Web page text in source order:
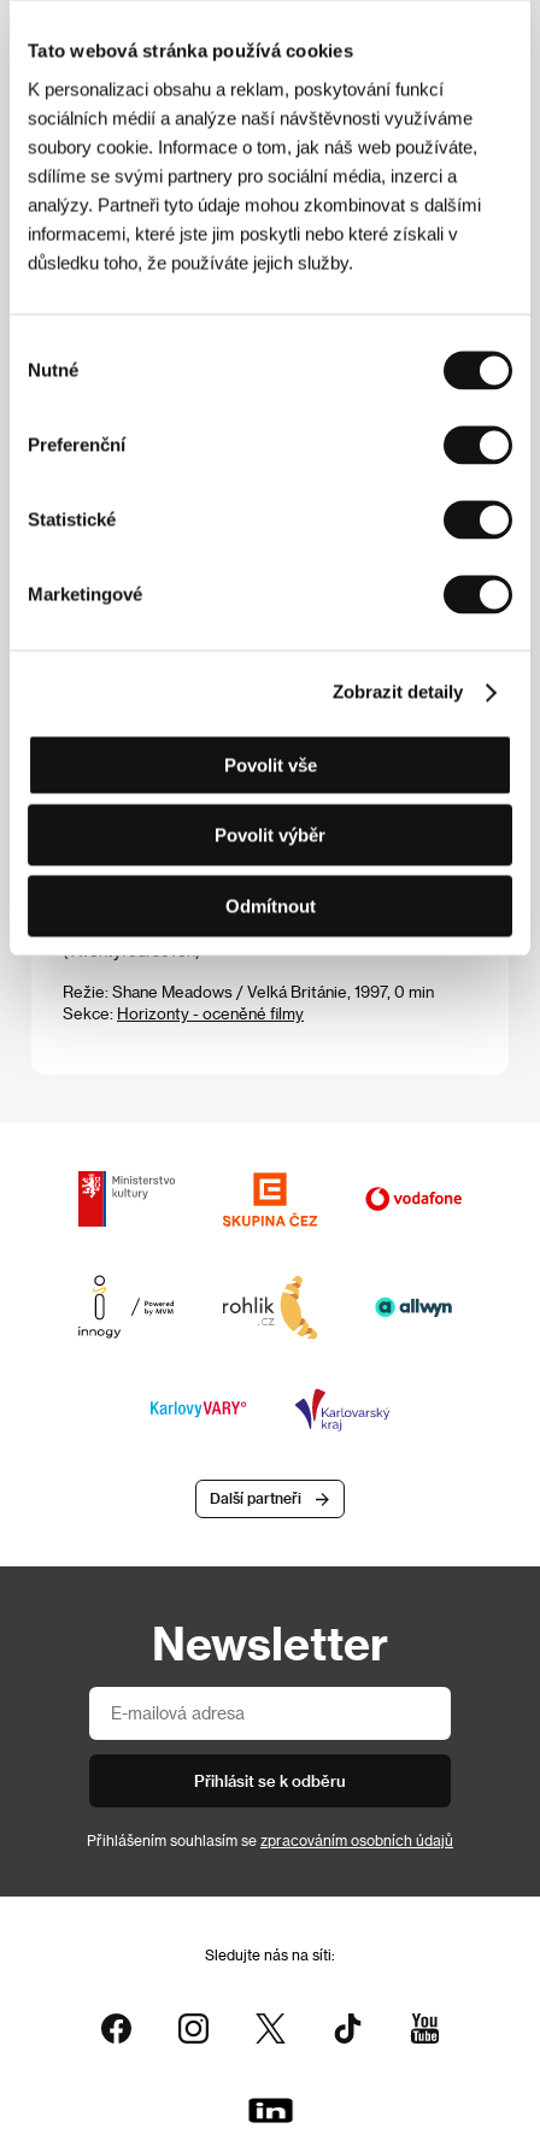
Tato webová stránka používá cookies
K personalizaci obsahu a reklam, poskytování funkcí
sociálních médií a analýze naší návštěvnosti využíváme
soubory cookie. Informace o tom, jak náš web používáte,
sdílíme se svými partnery pro sociální média, inzerci a
analýzy. Partneři tyto údaje mohou zkombinovat s dalšími
informacemi, které jste jim poskytli nebo které získali v
důsledku toho, že používáte jejich služby.
souhlasu
Nutné
Preferenční
Statistické
Marketingové
Zobrazit detaily
Povolit vše
Povolit výběr
Odmítnout
Tělo pro Frankensteina
(Flesh for Frankenstein)
Režie: Paul Morrissey / Itálie, USA, 1973, 0 min
Sekce:Paul Morrisey - profil
Tělo v leso
(Un cos al bosc (Cuerpo en el bosque))
Režie: Joaquín Jorda / Španělsko, 1996, 0 min
Nový španělský film
(Theresienstadt sieht aus wie ein Kurort)
(Tic Tac)
Režie: Khalmamed Kakbayev / Turkménie, 1997, 0 min
(Villamos)
Režie: Márton Nyitrai / Maďarsko, 1997, 0 min
Sekce:Fórum nezávislých
Režie: Shane Meadows / Velká Británie, 1997, 0 min
Sekce: Horizonty - oceněné filmy
Další partneři
Newsletter
Přihlásit se k odběru
Přihlášením souhlasím se zpracováním osobních údajů
Sledujte nás na síti: